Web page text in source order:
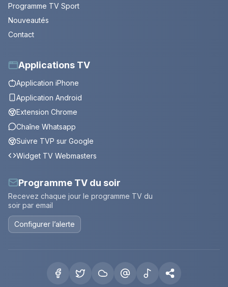
Programme TV Sport
Nouveautés
Contact
Applications TV
Application iPhone
Application Android
Extension Chrome
Chaîne Whatsapp
Suivre TVP sur Google
Widget TV Webmasters
Programme TV du soir
Recevez chaque jour le programme TV du
soir par email
Configurer l’alerte